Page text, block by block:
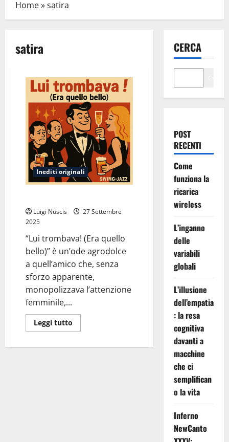
Home»satira
satira
Inediti originali
Luigi Nuscis
27 Settembre
2025
“Lui trombava! (Era quello
bello)” è un’ode agrodolce
a quell’amico che, senza
sforzo apparente,
monopolizzava l’attenzione
femminile,...
Leggi tutto
di
Lui
CERCA
POST
RECENTI
Come
funziona la
ricarica
wireless
L’inganno
delle
variabili
globali
L’illusione
dell’empatia
: la resa
cognitiva
davanti a
macchine
che ci
semplifican
o la vita
Inferno
NewCanto